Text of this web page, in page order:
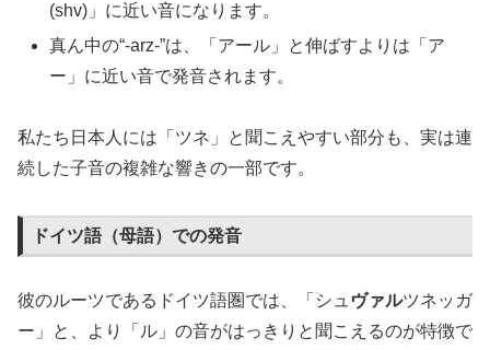
(shv)」に近い音になります。
真ん中の“-arz-”は、「アール」と伸ばすよりは「ア
ー」に近い音で発音されます。
私たち日本人には「ツネ」と聞こえやすい部分も、実は連
続した子音の複雑な響きの一部です。
ドイツ語（母語）での発音
彼のルーツであるドイツ語圏では、「シュ ヴァルツネッガ
ー」と、より「ル」の音がはっきりと聞こえるのが特徴で